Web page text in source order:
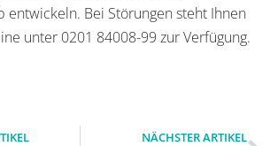
entwickeln. Bei Störungen steht Ihnen
unter 0201 84008-99 zur Verfügung.
NÄCHSTER ARTIKEL